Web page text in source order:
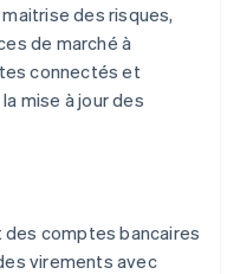
des risques,
de marché à
connectés et
mise à jour des
comptes bancaires
virements avec